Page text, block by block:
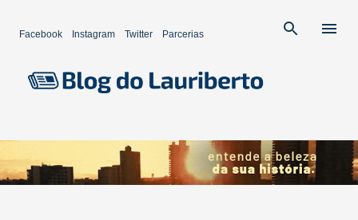
Facebook Instagram Twitter Parcerias